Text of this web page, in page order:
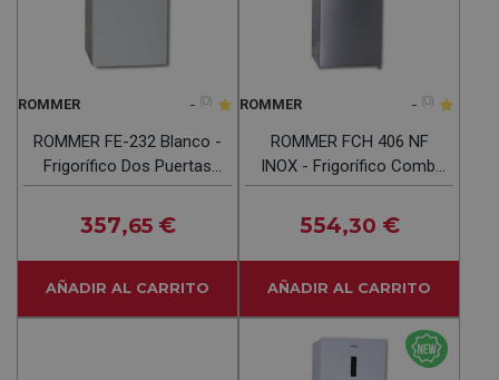
ROMMER - (0)
ROMMER FE-232 Blanco -
Frigorífico Dos Puertas
Cíclico
357,65 €
AÑADIR AL CARRITO
ROMMER - (0)
ROMMER FCH 406 NF
INOX - Frigorífico Combi
No Frost
554,30 €
AÑADIR AL CARRITO